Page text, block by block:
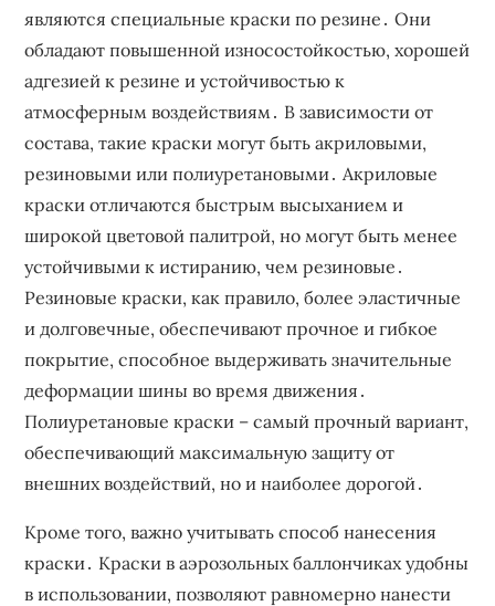
являются специальные краски по резине․ Они
обладают повышенной износостойкостью, хорошей
адгезией к резине и устойчивостью к
атмосферным воздействиям․ В зависимости от
состава, такие краски могут быть акриловыми,
резиновыми или полиуретановыми․ Акриловые
краски отличаются быстрым высыханием и
широкой цветовой палитрой, но могут быть менее
устойчивыми к истиранию, чем резиновые․
Резиновые краски, как правило, более эластичные
и долговечные, обеспечивают прочное и гибкое
покрытие, способное выдерживать значительные
деформации шины во время движения․
Полиуретановые краски – самый прочный вариант,
обеспечивающий максимальную защиту от
внешних воздействий, но и наиболее дорогой․
Кроме того, важно учитывать способ нанесения
краски․ Краски в аэрозольных баллончиках удобны
в использовании, позволяют равномерно нанести